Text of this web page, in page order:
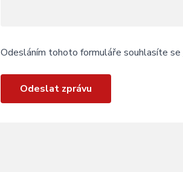
Odesláním tohoto formuláře souhlasíte se
Odeslat zprávu